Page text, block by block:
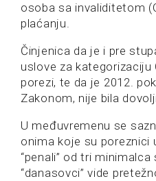
osoba sa invaliditetom
plaćanju.
Činjenica da je i pre
uslove za kategorizaciju
porezi, te da je 2012.
Zakonom, nije bila
U međuvremenu se
onima koje su poreznici
“penali” od tri
“danasovci” vide